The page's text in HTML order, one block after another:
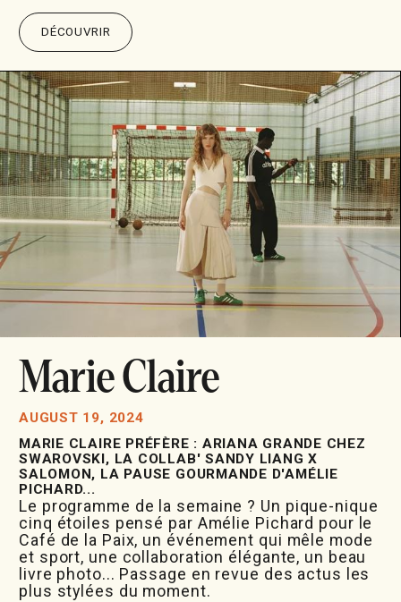
DÉCOUVRIR
Marie Claire
AUGUST 19, 2024
MARIE CLAIRE PRÉFÈRE : ARIANA GRANDE CHEZ
SWAROVSKI, LA COLLAB' SANDY LIANG X
SALOMON, LA PAUSE GOURMANDE D'AMÉLIE
PICHARD...
Le programme de la semaine ? Un pique-nique
cinq étoiles pensé par Amélie Pichard pour le
Café de la Paix, un événement qui mêle mode
et sport, une collaboration élégante, un beau
livre photo... Passage en revue des actus les
plus stylées du moment.